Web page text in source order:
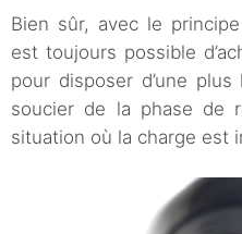
Bien sûr, avec le
est toujours possible
pour disposer d’une
soucier de la phase de
situation où la charge est